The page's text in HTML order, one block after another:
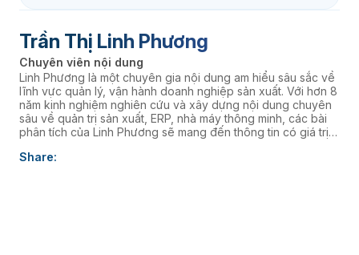
Trần Thị Linh Phương
Chuyên viên nội dung
Linh Phương là một chuyên gia nội dung am hiểu sâu sắc về
lĩnh vực quản lý, vận hành doanh nghiệp sản xuất. Với hơn 8
năm kinh nghiệm nghiên cứu và xây dựng nội dung chuyên
sâu về quản trị sản xuất, ERP, nhà máy thông minh, các bài
phân tích của Linh Phương sẽ mang đến thông tin có giá trị
thúc đẩy chuyển đổi số. âaaa
Share: